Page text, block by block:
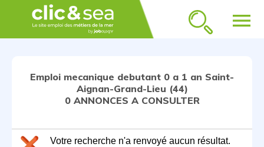
menu
Emploi mecanique debutant 0 a 1 an Saint-
Aignan-Grand-Lieu (44)
0 ANNONCES A CONSULTER
Votre recherche n'a renvoyé aucun résultat.